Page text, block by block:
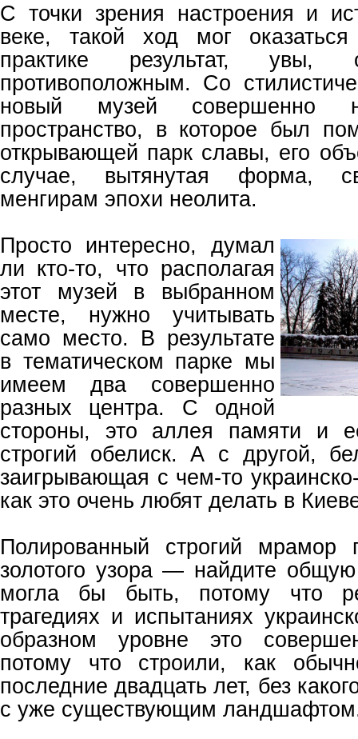
С точки зрения настроения и
веке, такой ход мог
практике результат, увы,
противоположным. Со
новый музей совершенно
пространство, в которое был
открывающей парк славы, его
случае, вытянутая форма,
менгирам эпохи неолита.
Просто интересно, думал
ли кто-то, что располагая
этот музей в выбранном
месте, нужно учитывать
само место. В результате
в тематическом парке мы
имеем два совершенно
разных центра. С одной
стороны, это аллея памяти и
строгий обелиск. А с другой,
заигрывающая с чем-то
как это очень любят делать в
Полированный строгий мрамор
золотого узора — найдите
могла бы быть, потому что
трагедиях и испытаниях
образном уровне это
потому что строили, как
последние двадцать лет, без
с уже существующим